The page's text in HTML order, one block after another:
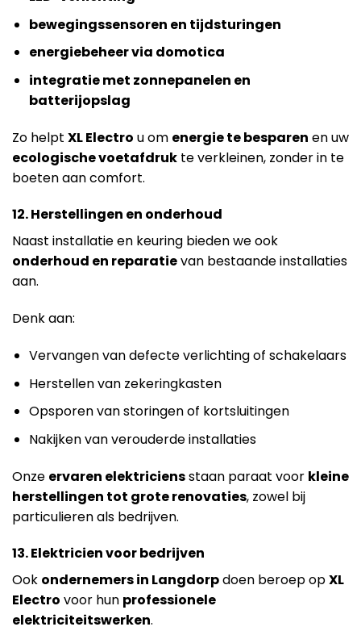
bewegingssensoren en tijdsturingen
energiebeheer via domotica
integratie met zonnepanelen en
batterijopslag
Zo helpt XL Electro u om energie te besparen en uw
ecologische voetafdruk te verkleinen, zonder in te
boeten aan comfort.
12. Herstellingen en onderhoud
Naast installatie en keuring bieden we ook
onderhoud en reparatievan bestaande installaties
aan.
Denk aan:
Vervangen van defecte verlichting of schakelaars
Herstellen van zekeringkasten
Opsporen van storingen of kortsluitingen
Nakijken van verouderde installaties
Onze ervaren elektriciensstaan paraat voor kleine
herstellingen tot grote renovaties, zowel bij
particulieren als bedrijven.
13. Elektricien voor bedrijven
Ook ondernemers in Langdorpdoen beroep opXL
Electro voor hun professionele
elektriciteitswerken.